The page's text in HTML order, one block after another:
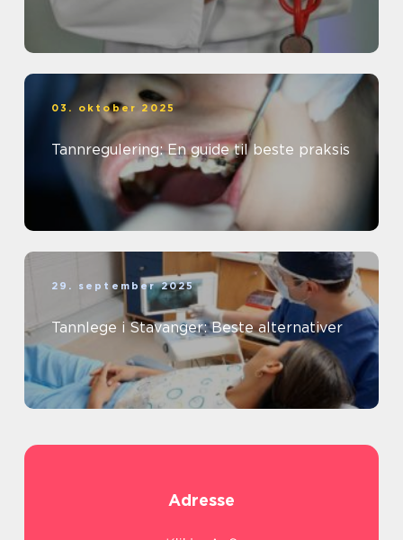
03. oktober 2025
Tannregulering: En guide til beste praksis
29. september 2025
Tannlege i Stavanger: Beste alternativer
Adresse